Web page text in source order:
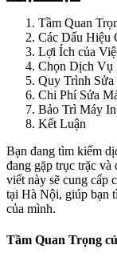
Tầm Quan
Các Dấu Hiệu
Lợi Ích của
Chọn Dịch Vụ
Quy Trình
Chi Phí Sửa
Bảo Trì Máy
Kết Luận
Bạn đang tìm kiếm
đang gặp trục trặc
viết này sẽ cung cấp
tại Hà Nội, giúp bạn
của mình.
Tầm Quan Trọng